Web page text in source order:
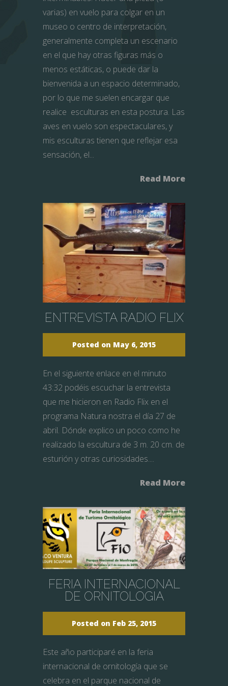
varias) en vuelo para colgar en un
museo o centro de interpretación,
generalmente completa un escenario
en el que hay otras figuras más o
menos estáticas, o puede dar la
bienvenida a un espacio determinado,
por lo que me suelen encargar que
realice esculturas en esta postura. Las
aves en vuelo son espectaculares, y
mis esculturas tienen que reflejar esa
sensación, el...
Read More
ENTREVISTA RADIO FLIX
Posted on May 6, 2015
En el siguiente enlace en el minuto
43:32 podéis escuchar la entrevista
que me hicieron en Radio Flix en el
programa Natura nostra el día 27 de
abril. Dónde explico un poco como he
realizado la escultura de 3 m. 20 cm. de
esturión y otras curiosidades....
Read More
FERIA INTERNACIONAL
DE ORNITOLOGIA
Posted on Feb 25, 2015
Este año participaré en la feria
internacional de ornitología que se
celebra en el parque nacional de